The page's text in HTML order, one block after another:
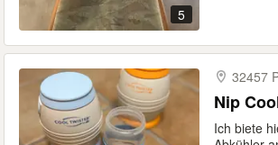
5
32457
Nip
Ich biete